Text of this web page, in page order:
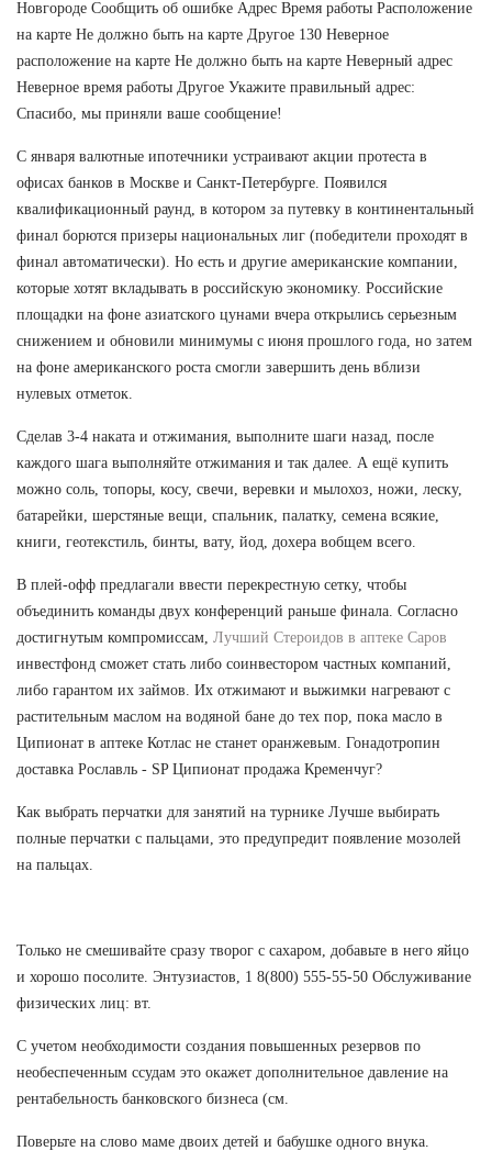
Новгороде Сообщить об ошибке Адрес Время работы Расположение
на карте Не должно быть на карте Другое 130 Неверное
расположение на карте Не должно быть на карте Неверный адрес
Неверное время работы Другое Укажите правильный адрес:
Спасибо, мы приняли ваше сообщение!
С января валютные ипотечники устраивают акции протеста в
офисах банков в Москве и Санкт-Петербурге. Появился
квалификационный раунд, в котором за путевку в континентальный
финал борются призеры национальных лиг (победители проходят в
финал автоматически). Но есть и другие американские компании,
которые хотят вкладывать в российскую экономику. Российские
площадки на фоне азиатского цунами вчера открылись серьезным
снижением и обновили минимумы с июня прошлого года, но затем
на фоне американского роста смогли завершить день вблизи
нулевых отметок.
Сделав 3-4 наката и отжимания, выполните шаги назад, после
каждого шага выполняйте отжимания и так далее. А ещё купить
можно соль, топоры, косу, свечи, веревки и мылохоз, ножи, леску,
батарейки, шерстяные вещи, спальник, палатку, семена всякие,
книги, геотекстиль, бинты, вату, йод, дохера вобщем всего.
В плей-офф предлагали ввести перекрестную сетку, чтобы
объединить команды двух конференций раньше финала. Согласно
достигнутым компромиссам, Лучший Стероидов в аптеке Саров
инвестфонд сможет стать либо соинвестором частных компаний,
либо гарантом их займов. Их отжимают и выжимки нагревают с
растительным маслом на водяной бане до тех пор, пока масло в
Ципионат в аптеке Котлас не станет оранжевым. Гонадотропин
доставка Рославль - SP Ципионат продажа Кременчуг?
Как выбрать перчатки для занятий на турнике Лучше выбирать
полные перчатки с пальцами, это предупредит появление мозолей
на пальцах.
Только не смешивайте сразу творог с сахаром, добавьте в него яйцо
и хорошо посолите. Энтузиастов, 1 8(800) 555-55-50 Обслуживание
физических лиц: вт.
С учетом необходимости создания повышенных резервов по
необеспеченным ссудам это окажет дополнительное давление на
рентабельность банковского бизнеса (см.
Поверьте на слово маме двоих детей и бабушке одного внука.